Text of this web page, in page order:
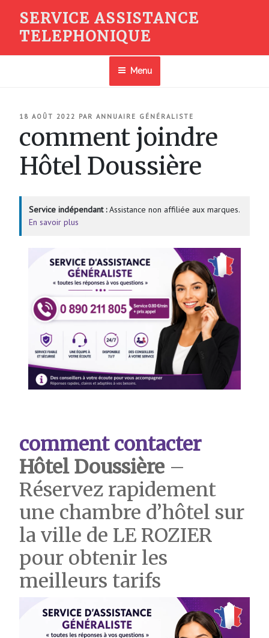
contenu
SERVICE ASSISTANCE
TELEPHONIQUE
Menu
PUBLIÉ
18 AOÛT 2022 PAR ANNUAIRE GÉNÉRALISTE
comment joindre
Hôtel Doussière
Service indépendant :Assistance non affiliée aux marques.
En savoir plus
comment contacter
Hôtel Doussière –
Réservez rapidement
une chambre d’hôtel sur
la ville de LE ROZIER
pour obtenir les
meilleurs tarifs